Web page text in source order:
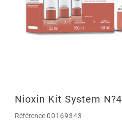
Nioxin Kit System N?4
Référence00169343